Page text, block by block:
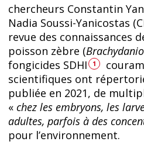
chercheurs Constantin
Nadia Soussi-Yanicostas
revue des connaissances
poisson zèbre (
fongicides SDHI
1
scientifiques ont
publiée en 2021, de
« chez les embryons, les
adultes, parfois à des
pour l’environnement.